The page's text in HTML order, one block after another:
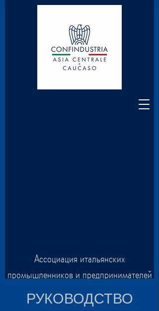
Ассоциация итальянских
промышленников и предпринимателей
в Центральной Азии и на Кавказе
РУКОВОДСТВО